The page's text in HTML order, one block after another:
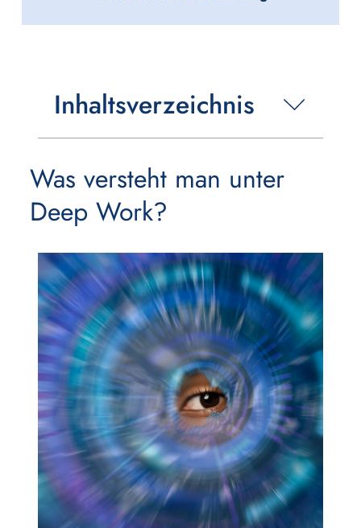
Inhaltsverzeichnis
Was versteht man unter
Deep Work?